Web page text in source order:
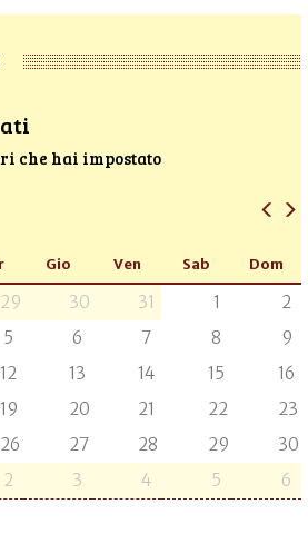
che hai impostato
Gio Ven Sab Dom
29 30 31 1
2
5 6 7 8
9
12 13 14 15
16
19 20 21 22
23
26 27 28 29
30
2 3 4 5 6